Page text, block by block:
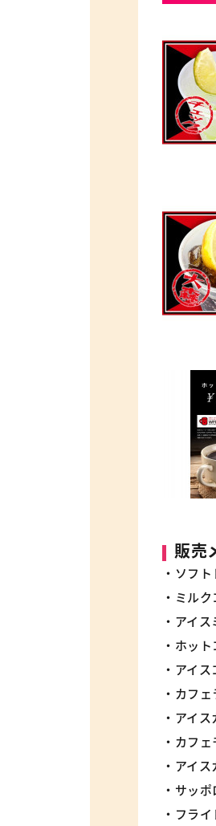
販売
・ソフ
・ミル
・アイ
・ホッ
・アイ
・カフ
・アイ
・カフ
・アイ
・サッ
・フラ